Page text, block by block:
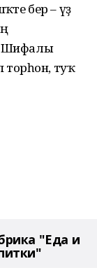
бер – үҙ
Шифалы
туҡ
"Еда и